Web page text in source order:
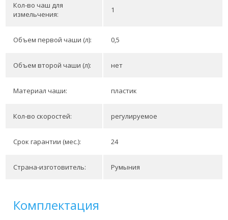
Кол-во чаш для
измельчения:
1
Объем первой чаши (л): 0,5
Объем второй чаши (л): нет
Материал чаши: пластик
Кол-во скоростей: регулируемое
Срок гарантии (мес.): 24
Страна-изготовитель: Румыния
Комплектация